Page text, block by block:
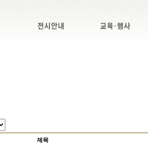
전시안내 교육·행사
제목